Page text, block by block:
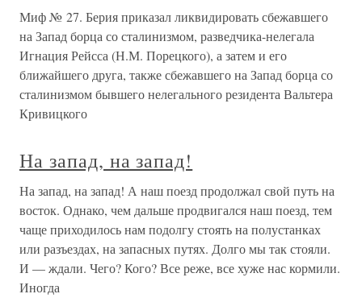
Миф № 27. Берия приказал ликвидировать сбежавшего
на Запад борца со сталинизмом, разведчика-нелегала
Игнация Рейсса (Н.М. Порецкого), а затем и его
ближайшего друга, также сбежавшего на Запад борца со
сталинизмом бывшего нелегального резидента Вальтера
Кривицкого
На запад, на запад!
На запад, на запад! А наш поезд продолжал свой путь на
восток. Однако, чем дальше продвигался наш поезд, тем
чаще приходилось нам подолгу стоять на полустанках
или разъездах, на запасных путях. Долго мы так стояли.
И — ждали. Чего? Кого? Все реже, все хуже нас кормили.
Иногда